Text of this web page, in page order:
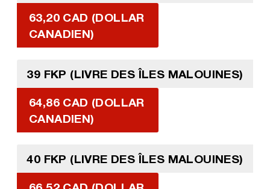
63,20 CAD (DOLLAR
CANADIEN)
39 FKP (LIVRE DES ÎLES MALOUINES)
64,86 CAD (DOLLAR
CANADIEN)
40 FKP (LIVRE DES ÎLES MALOUINES)